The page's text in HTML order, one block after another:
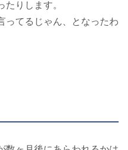
りします。
ってるじゃん、となったわ